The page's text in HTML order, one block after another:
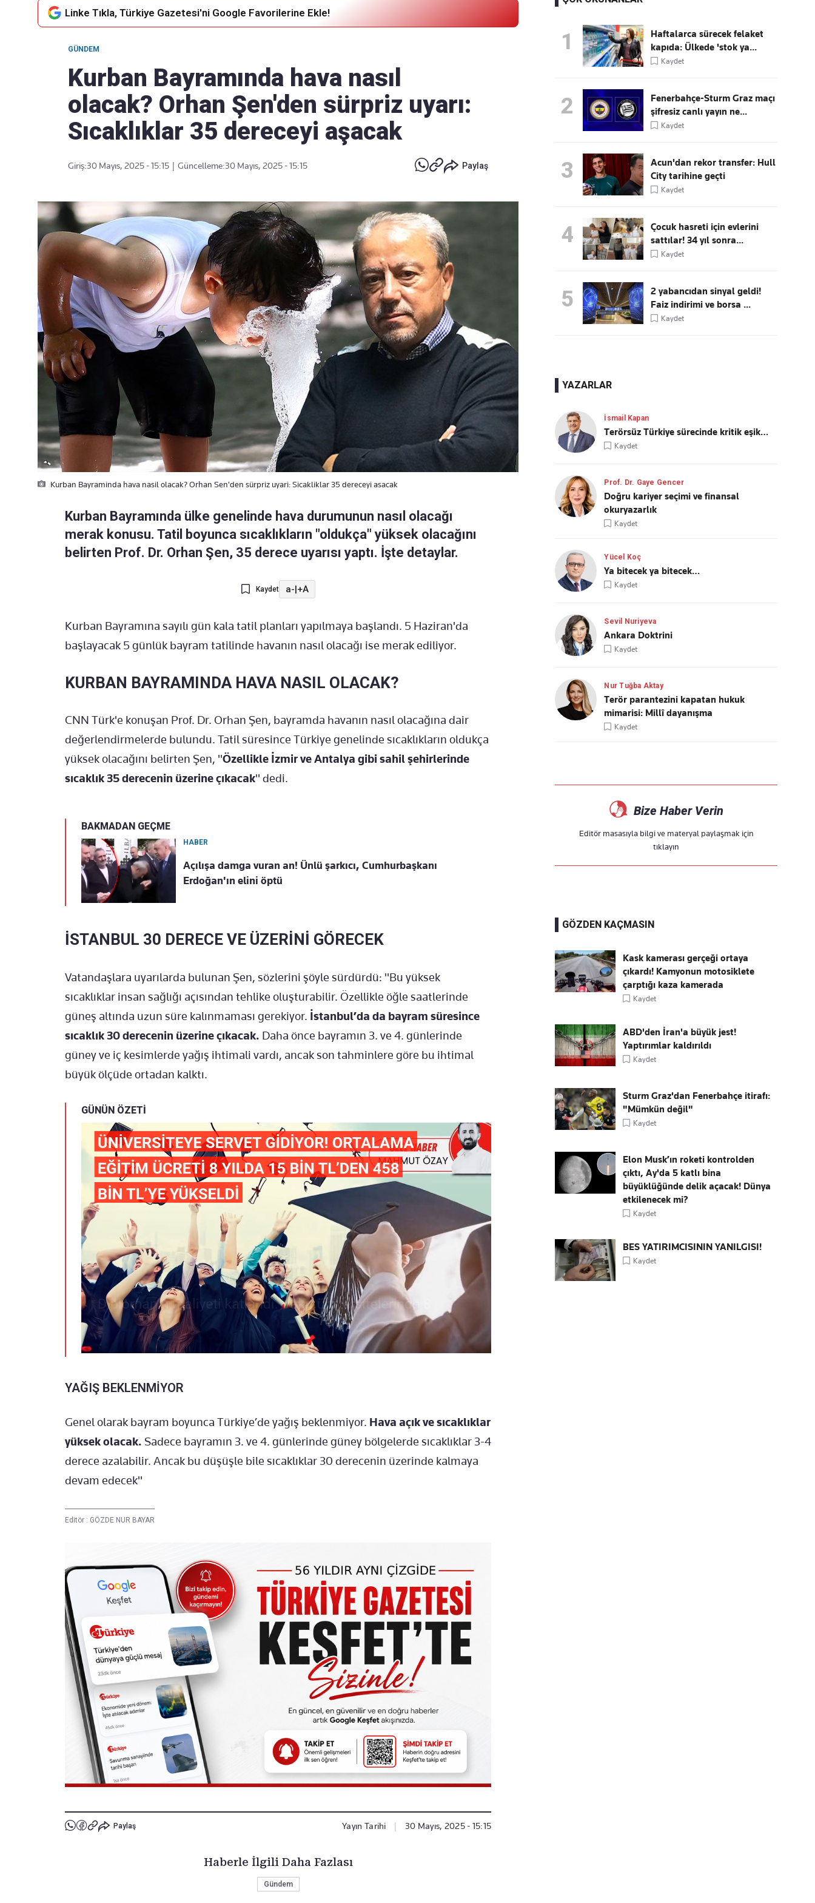
akışımıza ulaşın
göndermek için
Kaçırmayın
Ücretsiz üye olun, gündemi
Linke Tıkla, Türkiye Gazetesi'ni Google Favorilerine Ekle!
GÜNDEM
Kurban Bayramında hava nasıl
olacak? Orhan Şen'den sürpriz uyarı:
Sıcaklıklar 35 dereceyi aşacak
Giriş:30 Mayıs, 2025 - 15:15 Güncelleme:30 Mayıs, 2025 - 15:15 Paylaş
Kurban Bayraminda hava nasil olacak? Orhan Sen'den sürpriz uyari: Sicakliklar 35 dereceyi asacak
Kurban Bayramında ülke genelinde hava durumunun nasıl olacağı
merak konusu. Tatil boyunca sıcaklıkların "oldukça" yüksek olacağını
belirten Prof. Dr. Orhan Şen, 35 derece uyarısı yaptı. İşte detaylar.
Kaydet a-|+A
Kurban Bayramına sayılı gün kala tatil planları yapılmaya başlandı. 5 Haziran'da
başlayacak 5 günlük bayram tatilinde havanın nasıl olacağı ise merak ediliyor.
KURBAN BAYRAMINDA HAVA NASIL OLACAK?
CNN Türk'e konuşan Prof. Dr. Orhan Şen, bayramda havanın nasıl olacağına dair
değerlendirmelerde bulundu. Tatil süresince Türkiye genelinde sıcaklıkların oldukça
yüksek olacağını belirten Şen, "Özellikle İzmir ve Antalya gibi sahil şehirlerinde
sıcaklık 35 derecenin üzerine çıkacak" dedi.
BAKMADAN GEÇME
HABER
Açılışa damga vuran an! Ünlü şarkıcı, Cumhurbaşkanı
Erdoğan'ın elini öptü
İSTANBUL 30 DERECE VE ÜZERİNİ GÖRECEK
Vatandaşlara uyarılarda bulunan Şen, sözlerini şöyle sürdürdü: "Bu yüksek
sıcaklıklar insan sağlığı açısından tehlike oluşturabilir. Özellikle öğle saatlerinde
güneş altında uzun süre kalınmaması gerekiyor. İstanbul’da da bayram süresince
sıcaklık 30 derecenin üzerine çıkacak. Daha önce bayramın 3. ve 4. günlerinde
güney ve iç kesimlerde yağış ihtimali vardı, ancak son tahminlere göre bu ihtimal
büyük ölçüde ortadan kalktı.
GÜNÜN ÖZETİ
YAĞIŞ BEKLENMİYOR
Genel olarak bayram boyunca Türkiye’de yağış beklenmiyor. Hava açık ve sıcaklıklar
yüksek olacak. Sadece bayramın 3. ve 4. günlerinde güney bölgelerde sıcaklıklar 3-4
derece azalabilir. Ancak bu düşüşle bile sıcaklıklar 30 derecenin üzerinde kalmaya
devam edecek"
Editör : GÖZDE NUR BAYAR
Paylaş Yayın Tarihi 30 Mayıs, 2025 - 15:15
Haberle İlgili Daha Fazlası
Gündem
1
Haftalarca sürecek felaket
kapıda: Ülkede 'stok ya...
Kaydet
2
Fenerbahçe-Sturm Graz maçı
şifresiz canlı yayın ne...
Kaydet
3
Acun'dan rekor transfer: Hull
City tarihine geçti
Kaydet
4
Çocuk hasreti için evlerini
sattılar! 34 yıl sonra...
Kaydet
5
2 yabancıdan sinyal geldi!
Faiz indirimi ve borsa ...
Kaydet
YAZARLAR
İsmail Kapan
Terörsüz Türkiye sürecinde kritik eşik…
Kaydet
Prof. Dr. Gaye Gencer
Doğru kariyer seçimi ve finansal
okuryazarlık
Kaydet
Yücel Koç
Ya bitecek ya bitecek…
Kaydet
Sevil Nuriyeva
Ankara Doktrini
Kaydet
Nur Tuğba Aktay
Terör parantezini kapatan hukuk
mimarisi: Millî dayanışma
Kaydet
Bize Haber Verin
Editör masasıyla bilgi ve materyal paylaşmak için
tıklayın
GÖZDEN KAÇMASIN
Kask kamerası gerçeği ortaya
çıkardı! Kamyonun motosiklete
çarptığı kaza kamerada
Kaydet
ABD'den İran'a büyük jest!
Yaptırımlar kaldırıldı
Kaydet
Sturm Graz'dan Fenerbahçe itirafı:
"Mümkün değil"
Kaydet
Elon Musk’ın roketi kontrolden
çıktı, Ay'da 5 katlı bina
büyüklüğünde delik açacak! Dünya
etkilenecek mi?
Kaydet
BES YATIRIMCISININ YANILGISI!
Kaydet